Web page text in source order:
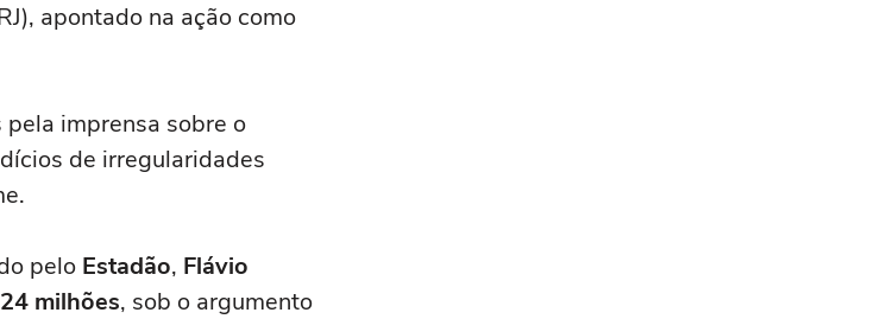
apontado na ação como
imprensa sobre o
de irregularidades
pelo Estadão, Flávio
milhões, sob o argumento